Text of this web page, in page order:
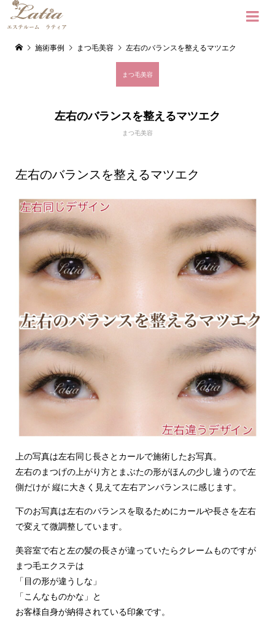

施術事例 まつ毛美容 左右のバランスを整えるマツエク
まつ毛美容
左右のバランスを整えるマツエク
まつ毛美容
左右のバランスを整えるマツエク
上の写真は左右同じ長さとカールで施術したお写真。
左右のまつげの上がり方とまぶたの形がほんの少し違うので左
側だけが 縦に大きく見えて左右アンバランスに感じます。
下のお写真は左右のバランスを取るためにカールや長さを左右
で変えて微調整しています。
美容室で右と左の髪の長さが違っていたらクレームものですが
まつ毛エクステは
「目の形が違うしな」
「こんなものかな」と
お客様自身が納得されている印象です。